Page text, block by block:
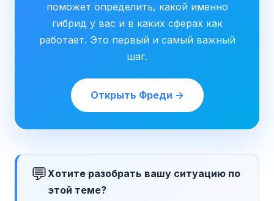
поможет определить, какой именно
гибрид у вас и в каких сферах как
работает. Это первый и самый важный
шаг.
Открыть Фреди →
💬Хотите разобрать вашу ситуацию по
этой теме?